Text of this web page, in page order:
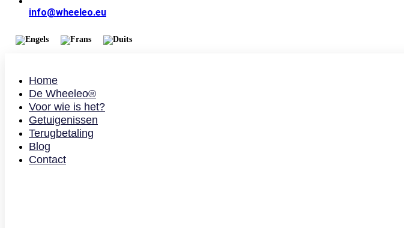
info@wheeleo.eu
Home
De Wheeleo®
Voor wie is het?
Getuigenissen
Terugbetaling
Blog
Contact